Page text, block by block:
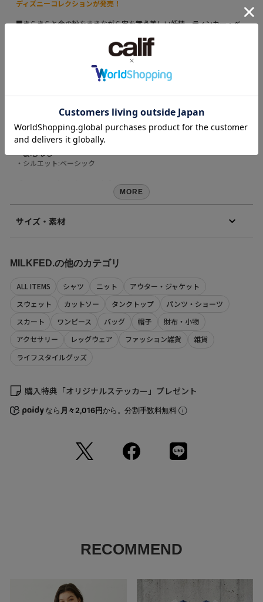
ディズニーコレクションが発売！
■きらきらと金の粉をまきながら宙を舞う美しい妖精、ティンカー・ベ
■キラキラの金の粉をイメージしたラメプリントがポイントの半袖Tシャ
■フロントのMILKFED.ロゴも同じくゴールドのラメプリント
・透け感:あり
・伸縮性:あり
・生地の厚さ:普通
・裏地:なし
・シルエット:ベーシック
完売カラーは「再入荷」登録がオススメ！
※メールでの再入荷は、会員登録が必要となります
せんのであらかじめご了承ください。
【取り扱い注意事項】
・蛍光剤配合の表示のある洗剤は使用しないでください。
・洗濯の際はネットを使用してください。
と徐々に薄くなります。
※画像の商品は光の照射や角度により、実物と色味が異なる場合がござ
います。
また表示のサイズ感と実物は若干異なる場合もございますので、予めご
※画像の商品はサンプルとなります。実際の商品と色味、仕様、加工、
※予約商品など一部商品につきましては、生産の都合上、お届け時期が
MORE
サイズ・素材
商品コード
103242011036
（店舗でお問い合わせの際には、上記品番をお伝え下さい。）
サイズ 着丈 肩幅 身幅
ONESIZE
サイズの測り方について
MILKFED.の他のカテゴリ
ALL ITEMS シャツ ニット
アウター・ジャケット
スウェット
カットソー タンクトップ
パンツ・ショーツ
スカート
ワンピース バッグ 帽子
財布・小物
アクセサリー
レッグウェア ファッション雑貨
雑貨
ライフスタイルグッズ
購入特典「オリジナルステッカー」プレゼント
なら 月々2,016円から。分割手数料無料
RECOMMEND